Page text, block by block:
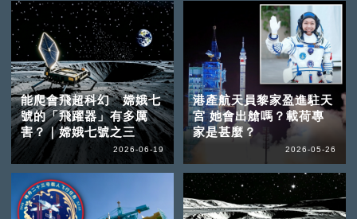
能爬會飛超科幻 嫦娥七
號的「飛躍器」有多厲
害？｜嫦娥七號之三
2026-06-19
港產航天員黎家盈進駐天
宮 她會出艙嗎？載荷專
家是甚麼？
2026-05-26